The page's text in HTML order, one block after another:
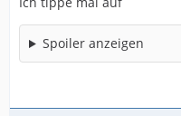
Spoiler anzeigen